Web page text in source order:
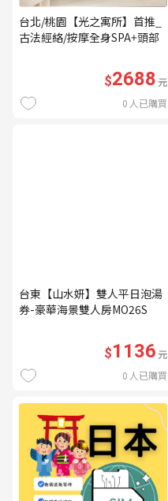
台北/桃園【光之寓所】首推_
古法經絡/按摩全身SPA+頭部
$2688元
0 人已購買
台東【山水妍】雙人平日泡湯
券-豪華海景雙人房MO26S
$1136元
0 人已購買